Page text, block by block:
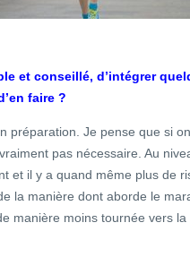
et conseillé, d’intégrer
faire ?
préparation. Je pense que si
pas nécessaire. Au
et il y a quand même plus de
la manière dont aborde le
manière moins tournée vers la